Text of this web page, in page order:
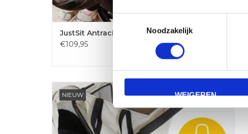
Toestemmingsselectie
Noodzakelijk
WEIGEREN
JustSit Antraciet
€109,95
NIEUW
Just Sit & Shop is een uniek product ontwikkeld om het
leven van jonge gezinnen eenvoudiger te maken. Het
frame met zitje of boodschappenmand monteer je erg
eenvoudig. In het zitje zit jouw kind hoog en veilig. Hij kan